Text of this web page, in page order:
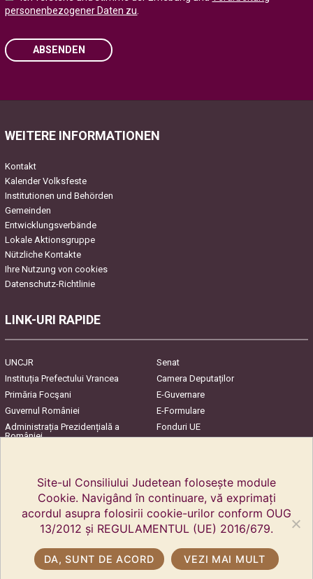
personenbezogener Daten zu.
ABSENDEN
WEITERE INFORMATIONEN
Kontakt
Kalender Volksfeste
Institutionen und Behörden
Gemeinden
Entwicklungsverbände
Lokale Aktionsgruppe
Nützliche Kontakte
Ihre Nutzung von cookies
Datenschutz-Richtlinie
LINK-URI RAPIDE
UNCJR
Senat
Instituția Prefectului Vrancea
Camera Deputaților
Primăria Focşani
E-Guvernare
Guvernul României
E-Formulare
Administrația Prezidențială a
României
Fonduri UE
Site-ul Consiliului Judetean folosește module
Cookie. Navigând în continuare, vă exprimați
acordul asupra folosirii cookie-urilor conform OUG
13/2012 și REGULAMENTUL (UE) 2016/679.
DA, SUNT DE ACORD VEZI MAI MULT